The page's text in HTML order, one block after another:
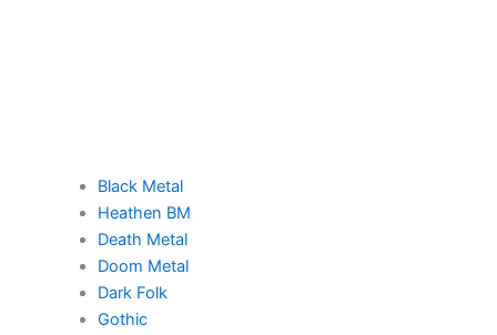
Black Metal
Heathen BM
Death Metal
Doom Metal
Dark Folk
Gothic